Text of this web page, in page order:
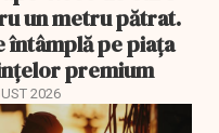
un metru pătrat.
întâmplă pe piața
premium
2026